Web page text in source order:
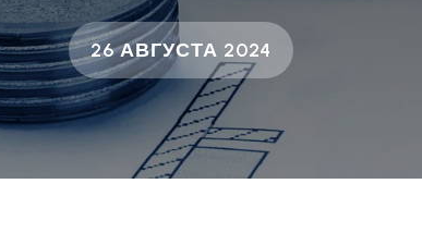
26 АВГУСТА 2024